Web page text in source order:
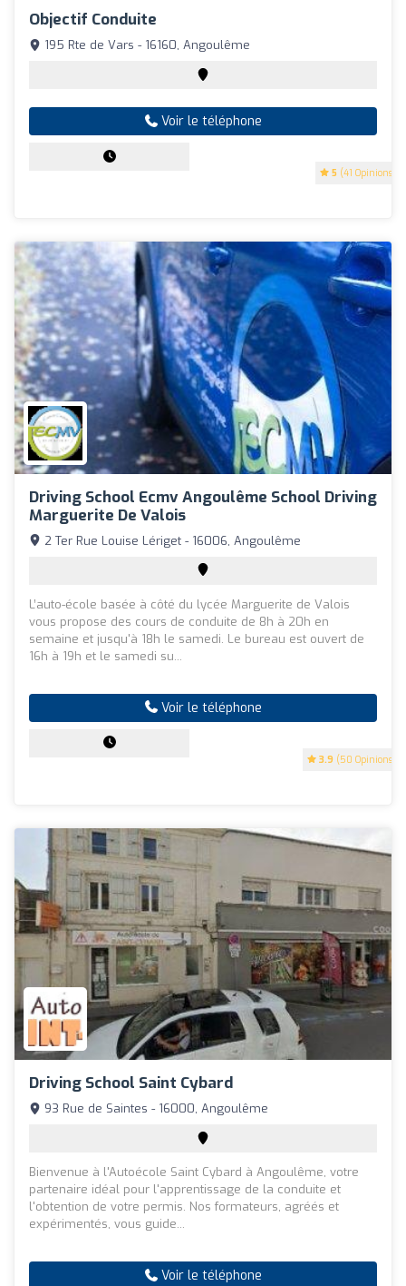
Objectif Conduite
5 (41 Opinions)
195 Rte de Vars - 16160, Angoulême
Voir le téléphone
Driving School Ecmv Angoulême School Driving
Marguerite De Valois
3.9 (50 Opinions)
2 Ter Rue Louise Lériget - 16006, Angoulême
L’auto-école basée à côté du lycée Marguerite de Valois
vous propose des cours de conduite de 8h à 20h en
semaine et jusqu'à 18h le samedi. Le bureau est ouvert de
16h à 19h et le samedi su...
Voir le téléphone
Driving School Saint Cybard
93 Rue de Saintes - 16000, Angoulême
Bienvenue à l'Autoécole Saint Cybard à Angoulême, votre
partenaire idéal pour l'apprentissage de la conduite et
l'obtention de votre permis. Nos formateurs, agréés et
expérimentés, vous guide...
Voir le téléphone